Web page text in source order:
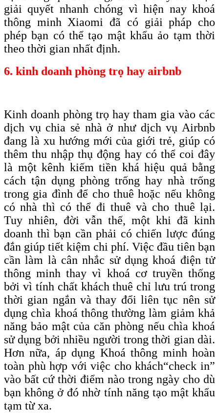
giải quyết nhanh chóng vì hiện nay khoá
thông minh Xiaomi đã có giải pháp cho
phép bạn có thể tạo mật khẩu ảo tạm thời
theo thời gian nhất định.
6. kinh doanh phòng trọ hay airbnb
Kinh doanh phòng trọ hay tham gia vào các
dịch vụ chia sẻ nhà ở như dịch vụ Airbnb
đang là xu hướng mới của giới trẻ, giúp có
thêm thu nhập thụ động hay có thể coi đây
là một kênh kiếm tiền khá hiệu quả bằng
cách tận dụng phòng trống hay nhà trống
trong gia đình để cho thuê hoặc nếu không
có nhà thì có thể đi thuê và cho thuê lại.
Tuy nhiên, đời vẫn thế, một khi đã kinh
doanh thì bạn cần phải có chiến lược đúng
đắn giúp tiết kiệm chi phí. Việc đầu tiên bạn
cần làm là cân nhắc sử dụng khoá điện tử
thông minh thay vì khoá cơ truyền thống
bởi vì tính chất khách thuê chỉ lưu trú trong
thời gian ngắn và thay đổi liên tục nên sử
dụng chìa khoá thông thường làm giảm khả
năng bảo mật của căn phòng nếu chìa khoá
sử dụng bởi nhiều người trong thời gian dài.
Hơn nữa, áp dụng Khoá thông minh hoàn
toàn phù hợp với việc cho khách“checkin”
vào bất cứ thời điểm nào trong ngày cho dù
bạn không ở đó nhờ tính năng tạo mật khẩu
tạm từ xa.